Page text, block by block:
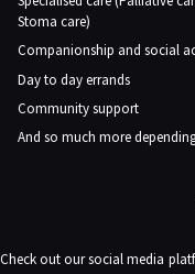
Stoma care)
Companionship and social
Day to day errands
Community support
And so much more
Check out our social media